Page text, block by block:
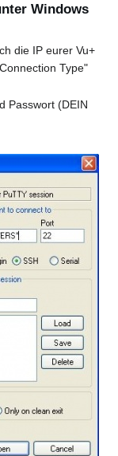
Windows
die IP eurer Vu+
Type"
Passwort (DEIN